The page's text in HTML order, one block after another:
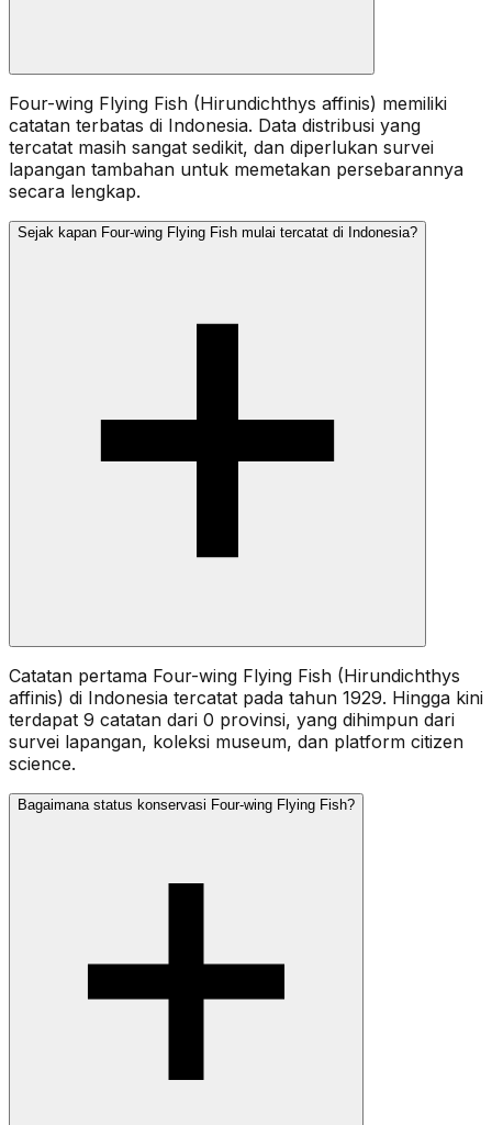
Four-wing Flying Fish (Hirundichthys affinis) memiliki
catatan terbatas di Indonesia. Data distribusi yang
tercatat masih sangat sedikit, dan diperlukan survei
lapangan tambahan untuk memetakan persebarannya
secara lengkap.
Sejak kapan Four-wing Flying Fish mulai tercatat di Indonesia?
Catatan pertama Four-wing Flying Fish (Hirundichthys
affinis) di Indonesia tercatat pada tahun 1929. Hingga kini
terdapat 9 catatan dari 0 provinsi, yang dihimpun dari
survei lapangan, koleksi museum, dan platform citizen
science.
Bagaimana status konservasi Four-wing Flying Fish?